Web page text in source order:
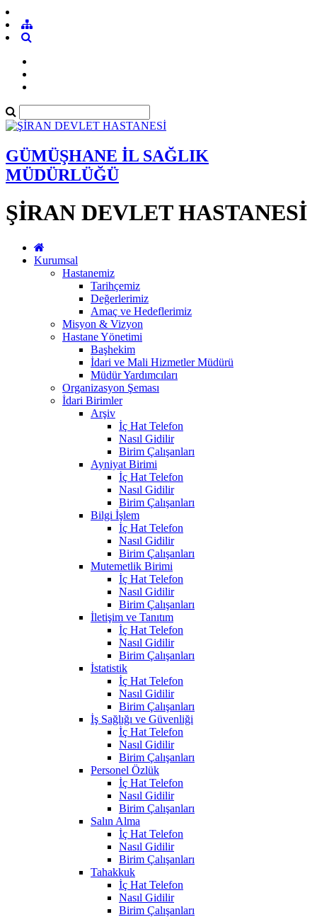
GÜMÜŞHANE İL SAĞLIK
MÜDÜRLÜĞÜ
ŞİRAN DEVLET HASTANESİ
Kurumsal
Hastanemiz
Tarihçemiz
Değerlerimiz
Amaç ve Hedeflerimiz
Misyon & Vizyon
Hastane Yönetimi
Başhekim
İdari ve Mali Hizmetler Müdürü
Müdür Yardımcıları
Organizasyon Şeması
İdari Birimler
Arşiv
İç Hat Telefon
Nasıl Gidilir
Birim Çalışanları
Ayniyat Birimi
İç Hat Telefon
Nasıl Gidilir
Birim Çalışanları
Bilgi İşlem
İç Hat Telefon
Nasıl Gidilir
Birim Çalışanları
Mutemetlik Birimi
İç Hat Telefon
Nasıl Gidilir
Birim Çalışanları
İletişim ve Tanıtım
İç Hat Telefon
Nasıl Gidilir
Birim Çalışanları
İstatistik
İç Hat Telefon
Nasıl Gidilir
Birim Çalışanları
İş Sağlığı ve Güvenliği
İç Hat Telefon
Nasıl Gidilir
Birim Çalışanları
Personel Özlük
İç Hat Telefon
Nasıl Gidilir
Birim Çalışanları
Salın Alma
İç Hat Telefon
Nasıl Gidilir
Birim Çalışanları
Tahakkuk
İç Hat Telefon
Nasıl Gidilir
Birim Çalışanları